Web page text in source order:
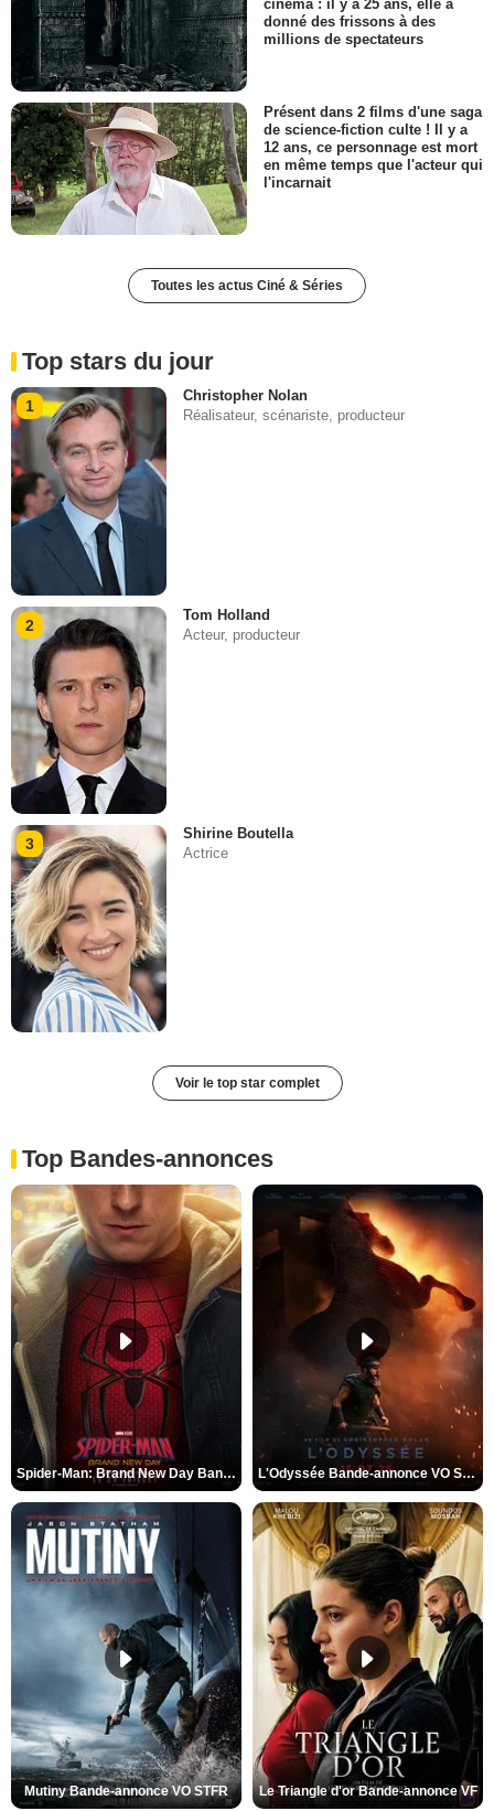
cinéma : il y a 25 ans, elle a
donné des frissons à des
millions de spectateurs
Présent dans 2 films d'une saga
de science-fiction culte ! Il y a
12 ans, ce personnage est mort
en même temps que l'acteur qui
l'incarnait
Toutes les actus Ciné & Séries
Top stars du jour
1
Christopher Nolan
Réalisateur, scénariste, producteur
2
Tom Holland
Acteur, producteur
3
Shirine Boutella
Actrice
Voir le top star complet
Top Bandes-annonces
Spider-Man: Brand New Day Bande-annonce VO STFR L'Odyssée Bande-annonce VO STFR
Mutiny Bande-annonce VO STFR Le Triangle d'or Bande-annonce VF